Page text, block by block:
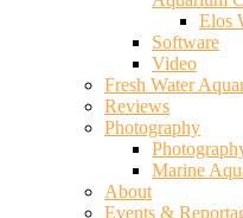
Elos
Software
Video
Fresh Water
Reviews
Photography
Marine
About
Events &